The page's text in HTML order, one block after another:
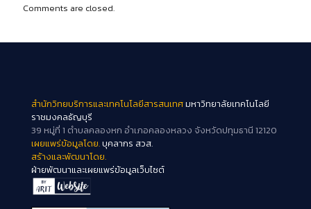
Comments are closed.
สำนักวิทยบริการและเทคโนโลยีสารสนเทศมหาวิทยาลัยเทคโนโลยี
ราชมงคลธัญบุรี
39 หมู่ที่ 1 ตำบลคลองหก อำเภอคลองหลวง จังหวัดปทุมธานี 12120
เผยแพร่ข้อมูลโดย.บุคลากร สวส.
สร้างและพัฒนาโดย.
ฝ่ายพัฒนาและเผยแพร่ข้อมูลเว็บไซต์